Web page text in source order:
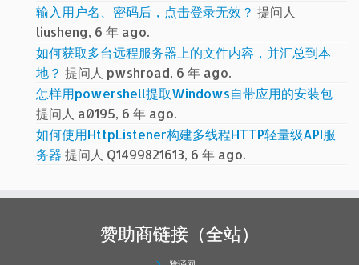
输入用户名、密码后，点击登录无效？ 提问人
liusheng, 6 年 ago.
如何获取多台远程服务器上的文件内容，并汇总到本
地？ 提问人 pwshroad, 6 年 ago.
怎样用powershell提取Windows自带应用的安装包
提问人 a0195, 6 年 ago.
如何使用HttpListener构建多线程HTTP轻量级API服
务器 提问人 Q1499821613, 6 年 ago.
赞助商链接（全站）